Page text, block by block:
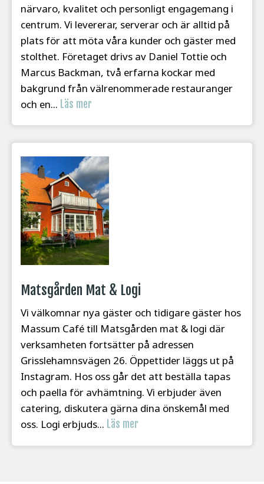
närvaro, kvalitet och personligt engagemang i
centrum. Vi levererar, serverar och är alltid på
plats för att möta våra kunder och gäster med
stolthet. Företaget drivs av Daniel Tottie och
Marcus Backman, två erfarna kockar med
bakgrund från välrenommerade restauranger
och en... Läs mer
Matsgården Mat & Logi
Vi välkomnar nya gäster och tidigare gäster hos
Massum Café till Matsgården mat & logi där
verksamheten fortsätter på adressen
Grisslehamnsvägen 26. Öppettider läggs ut på
Instagram. Hos oss går det att beställa tapas
och paella för avhämtning. Vi erbjuder även
catering, diskutera gärna dina önskemål med
oss. Logi erbjuds... Läs mer